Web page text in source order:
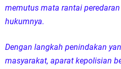
memutus mata rantai
hukumnya.
Dengan langkah penindakan
masyarakat, aparat kepolisian